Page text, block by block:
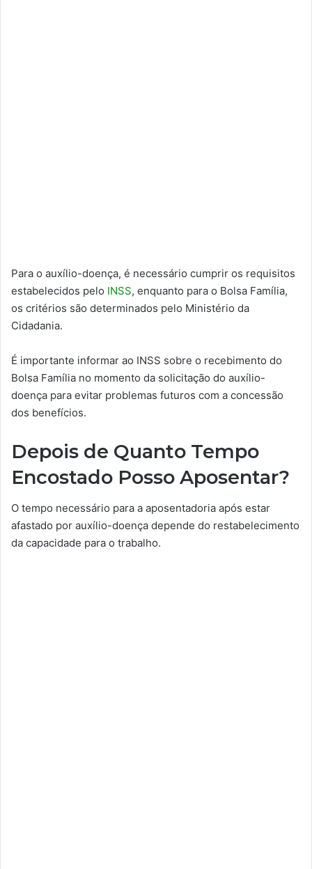
Para o auxílio-doença, é necessário cumprir os requisitos
estabelecidos pelo INSS, enquanto para o Bolsa Família,
os critérios são determinados pelo Ministério da
Cidadania.
É importante informar ao INSS sobre o recebimento do
Bolsa Família no momento da solicitação do auxílio-
doença para evitar problemas futuros com a concessão
dos benefícios.
Depois de Quanto Tempo
Encostado Posso Aposentar?
O tempo necessário para a aposentadoria após estar
afastado por auxílio-doença depende do restabelecimento
da capacidade para o trabalho.